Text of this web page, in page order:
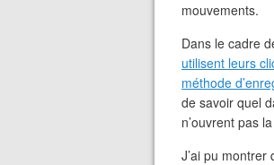
mouvements.
Dans le cadre
utilisent leurs
méthode
de savoir quel
n’ouvrent pas
J’ai pu montrer